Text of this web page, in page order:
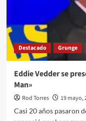
Soundgarden
Alice
in
Chains
en
Destacado Grunge
Eddie Vedder se
Man»
Rod Torres
19 mayo,
Casi 20 años pasaron